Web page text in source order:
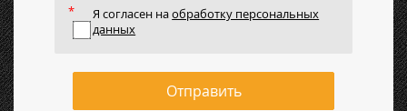
Я согласен наобработку персональных
данных
Отправить